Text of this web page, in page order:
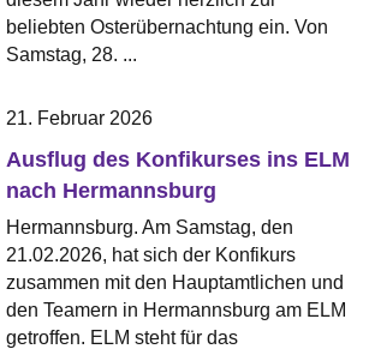
beliebten Osterübernachtung ein. Von
Samstag, 28. ...
21. Februar 2026
Ausflug des Konfikurses ins ELM
nach Hermannsburg
Hermannsburg. Am Samstag, den
21.02.2026, hat sich der Konfikurs
zusammen mit den Hauptamtlichen und
den Teamern in Hermannsburg am ELM
getroffen. ELM steht für das